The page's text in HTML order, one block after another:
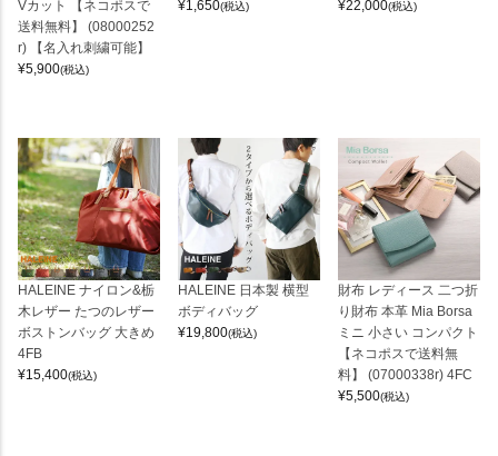
Vカット 【ネコポスで
送料無料】 (08000252
r) 【名入れ刺繍可能】
¥5,900(税込)
¥1,650(税込)
¥22,000(税込)
HALEINE ナイロン&栃
木レザー たつのレザー
ボストンバッグ 大きめ
4FB
¥15,400(税込)
HALEINE 日本製 横型
ボディバッグ
¥19,800(税込)
財布 レディース 二つ折
り財布 本革 Mia Borsa
ミニ 小さい コンパクト
【ネコポスで送料無
料】 (07000338r) 4FC
¥5,500(税込)